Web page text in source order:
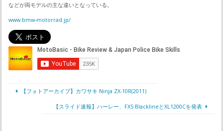
などが両モデルの主な違いとなっている。
www.bmw-motorrad.jp/
【フォトアーカイブ】カワサキ Ninja ZX-10R(2011)
【スライド速報】ハーレー、FXS BlacklineとXL1200Cを発表